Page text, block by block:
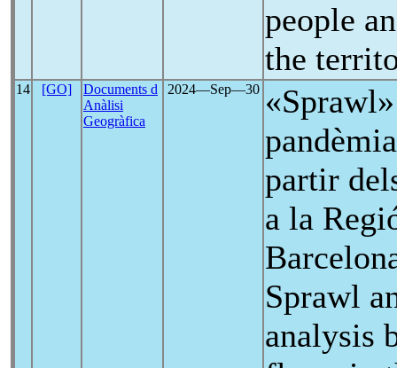
people
the
14 [GO]
Documents d
Anàlisi
Geogràfica
2024―Sep―30
partir
a la
Sprawl
analysis